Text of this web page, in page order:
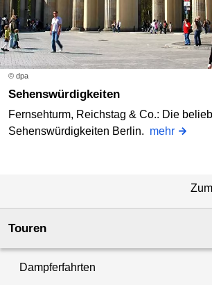
© dpa
Sehenswürdigkeiten
Fernsehturm, Reichstag & Co.: Die
Sehenswürdigkeiten Berlin. mehr
Touren
Dampferfahrten